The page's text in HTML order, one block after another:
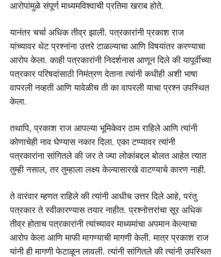
आरोपांमुळे संपूर्ण माध्यमविश्वाची प्रतिमा खराब होते.
यानंतर चर्चा अधिक तीव्र झाली. पत्रकारांनी प्रकाश राज
यांच्यावर थेट प्रश्नांना उत्तरे टाळल्याचा आणि विषयांतर करण्याचा
आरोप केला. काही पत्रकारांनी निदर्शनास आणून दिले की यापूर्वीच्या
पत्रकार परिषदांसाठी निमंत्रण देताना त्यांनी कधीही अशी भाषा
वापरली नव्हती आणि यावेळीच ती का वापरली याचा प्रश्न उपस्थित
केला.
तथापि, प्रकाश राज आपल्या भूमिकेवर ठाम राहिले आणि त्यांनी
कोणाचेही नाव घेण्यास नकार दिला. एका टप्प्यावर त्यांनी
पत्रकारांना सांगितले की जर ते ज्या लोकांबद्दल बोलत आहेत त्यात
तुम्ही नसाल, तर तुम्हाला लक्ष्य केल्यासारखे वाटण्याचे कारण नाही.
ते वारंवार म्हणत राहिले की त्यांनी आधीच उत्तर दिले आहे, परंतु
पत्रकार ते स्वीकारण्यास तयार नाहीत. प्रश्नोत्तरांचा सूर अधिक
तीव्र होताच पत्रकारांनी त्यांच्यावर माध्यमांचा अपमान केल्याचा
आरोप केला आणि माफी मागण्याची मागणी केली. मात्र प्रकाश राज
यांनी ही मागणी फेटाळून लावली. त्यांनी सांगितले की त्यांनी उपस्थित